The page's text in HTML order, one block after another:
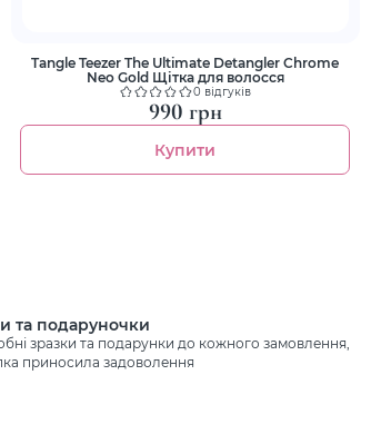
Tangle Teezer The Ultimate Detangler Chrome
Neo Gold Щітка для волосся
0 відгуків
990 грн
Купити
та подаруночки
зразки та подарунки до кожного замовлення,
приносила задоволення